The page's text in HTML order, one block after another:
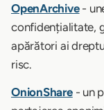
OpenArchive-
confidențialitate,
apărători ai
risc.
OnionShare- un